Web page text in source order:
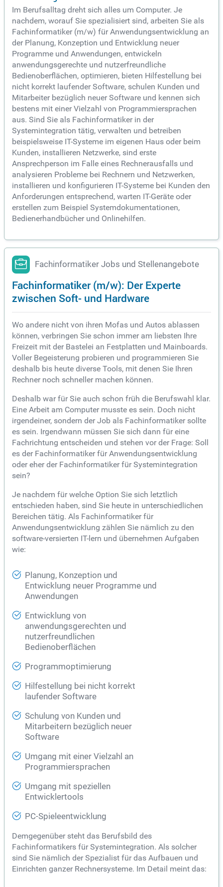
Im Berufsalltag dreht sich alles um Computer. Je
nachdem, worauf Sie spezialisiert sind, arbeiten Sie als
Fachinformatiker (m/w) für Anwendungsentwicklung an
der Planung, Konzeption und Entwicklung neuer
Programme und Anwendungen, entwickeln
anwendungsgerechte und nutzerfreundliche
Bedienoberflächen, optimieren, bieten Hilfestellung bei
nicht korrekt laufender Software, schulen Kunden und
Mitarbeiter bezüglich neuer Software und kennen sich
bestens mit einer Vielzahl von Programmiersprachen
aus. Sind Sie als Fachinformatiker in der
Systemintegration tätig, verwalten und betreiben
beispielsweise IT-Systeme im eigenen Haus oder beim
Kunden, installieren Netzwerke, sind erste
Ansprechperson im Falle eines Rechnerausfalls und
analysieren Probleme bei Rechnern und Netzwerken,
installieren und konfigurieren IT-Systeme bei Kunden den
Anforderungen entsprechend, warten IT-Geräte oder
erstellen zum Beispiel Systemdokumentationen,
Bedienerhandbücher und Onlinehilfen.
Fachinformatiker Jobs und Stellenangebote
Fachinformatiker (m/w): Der Experte
zwischen Soft- und Hardware
Wo andere nicht von ihren Mofas und Autos ablassen
können, verbringen Sie schon immer am liebsten Ihre
Freizeit mit der Bastelei an Festplatten und Mainboards.
Voller Begeisterung probieren und programmieren Sie
deshalb bis heute diverse Tools, mit denen Sie Ihren
Rechner noch schneller machen können.
Deshalb war für Sie auch schon früh die Berufswahl klar.
Eine Arbeit am Computer musste es sein. Doch nicht
irgendeiner, sondern der Job als Fachinformatiker sollte
es sein. Irgendwann müssen Sie sich dann für eine
Fachrichtung entscheiden und stehen vor der Frage: Soll
es der Fachinformatiker für Anwendungsentwicklung
oder eher der Fachinformatiker für Systemintegration
sein?
Je nachdem für welche Option Sie sich letztlich
entschieden haben, sind Sie heute in unterschiedlichen
Bereichen tätig. Als Fachinformatiker für
Anwendungsentwicklung zählen Sie nämlich zu den
software-versierten IT-lern und übernehmen Aufgaben
wie:
Planung, Konzeption und
Entwicklung neuer Programme und
Anwendungen
Entwicklung von
anwendungsgerechten und
nutzerfreundlichen
Bedienoberflächen
Programmoptimierung
Hilfestellung bei nicht korrekt
laufender Software
Schulung von Kunden und
Mitarbeitern bezüglich neuer
Software
Umgang mit einer Vielzahl an
Programmiersprachen
Umgang mit speziellen
Entwicklertools
PC-Spieleentwicklung
Demgegenüber steht das Berufsbild des
Fachinformatikers für Systemintegration. Als solcher
sind Sie nämlich der Spezialist für das Aufbauen und
Einrichten ganzer Rechnersysteme. Im Detail meint das: